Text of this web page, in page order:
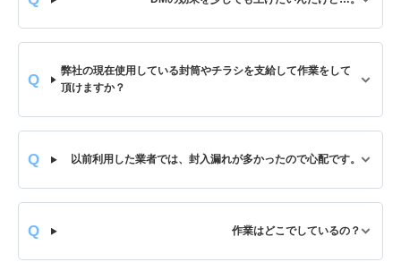
弊社の現在使用している封筒やチラシを支給して作業をして
頂けますか？
以前利用した業者では、封入漏れが多かったので心配です。
作業はどこでしているの？